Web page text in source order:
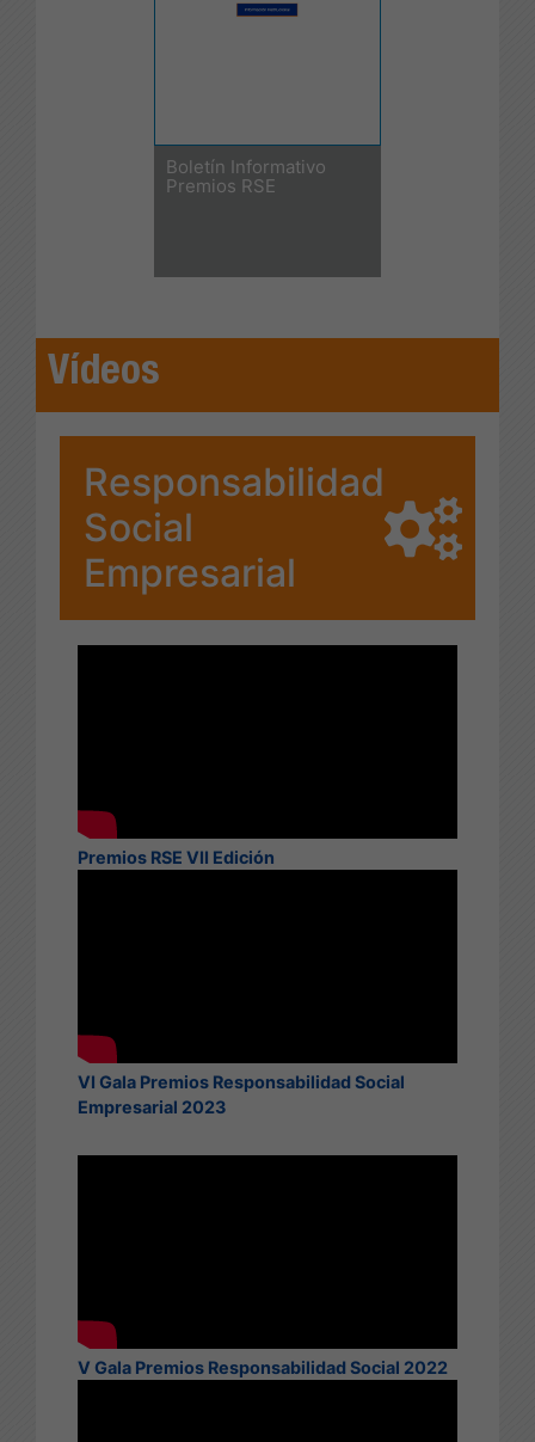
Boletín Informativo
Premios RSE
Vídeos
Responsabilidad
Social
Empresarial
Premios RSE VII Edición
VI Gala Premios Responsabilidad Social
Empresarial 2023
V Gala Premios Responsabilidad Social 2022